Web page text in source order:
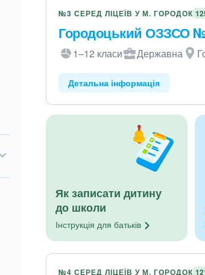
№3 СЕРЕД ЛІЦЕЇВ У М. ГОРОДОК
Городоцький ОЗЗСО №5
1–12 класи Державна
Детальна інформація
Як записати дитину
до школи
Інструкція длябатьків
№4 СЕРЕД ЛІЦЕЇВ У М. ГОРОДОК